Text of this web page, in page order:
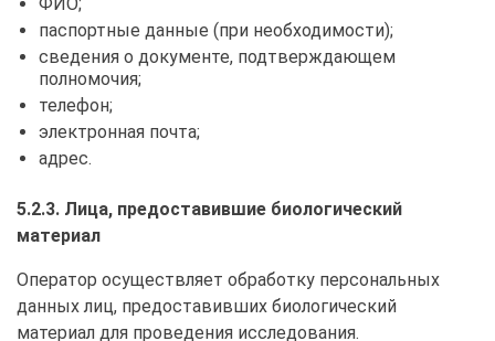
паспортные данные (при необходимости);
сведения о документе, подтверждающем
полномочия;
телефон;
электронная почта;
адрес.
5.2.3. Лица, предоставившие биологический
материал
Оператор осуществляет обработку персональных
данных лиц, предоставивших биологический
материал для проведения исследования.